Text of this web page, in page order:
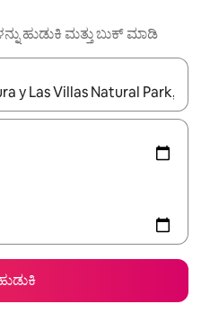
ಹುಡುಕಿ ಮತ್ತು ಬುಕ್ ಮಾಡಿ
ಮತ್ತು ಡೌನ್ ಬಾಣದ ಕೀಲಿಗಳೊಂದಿಗೆ